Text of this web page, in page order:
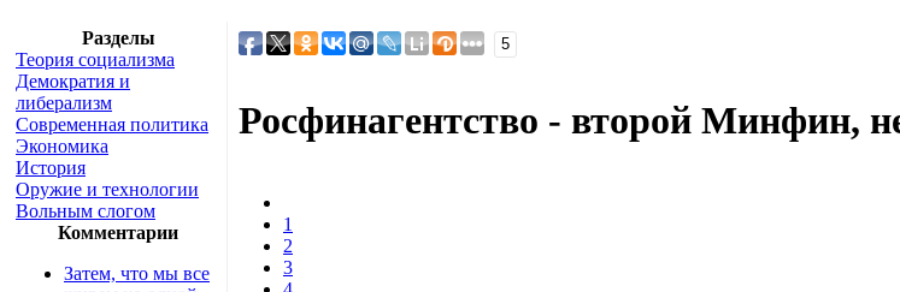
Разделы
Теория социализма
Демократия и
либерализм
Современная политика
Экономика
История
Оружие и технологии
Вольным слогом
Комментарии
Затем, что мы все
5
Росфинагентство - второй Минфин,
1
2
3